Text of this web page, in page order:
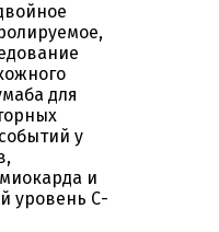
для
у
и
уровень С-